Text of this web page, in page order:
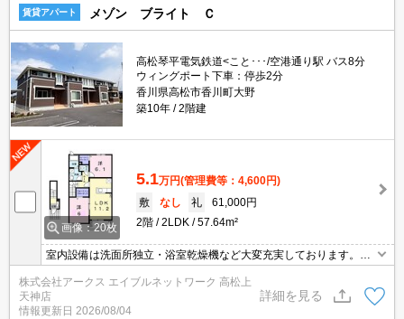
賃貸アパート メゾン ブライト Ｃ
高松琴平電気鉄道<こと･･･/空港通り駅 バス8分
ウィングポート下車：停歩2分
香川県高松市香川町大野
築10年
2階建
画像：20枚
5.1万円(管理費等：4,600円)
敷
なし 礼
61,000円
2階
2LDK 57.64m²
室内設備は洗面所独立・浴室乾燥機など大変充実しております。モ
ニター越しに来訪者を確認して、インターホンを通じて室内から会
話することができます。駐車可能スペースがあるので遠くへの駐車
が不要です。このアパートはバルコニー付きでおすすめです。夏も
冬もお部屋で快適に過ごすためには欠かせないエアコン付きです。
株式会社アークス エイブルネットワーク 高松上
天神店
情報更新日 2026/08/04
詳細を見る